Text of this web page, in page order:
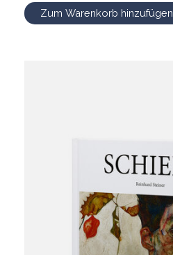
Zum Warenkorb hinzufügen